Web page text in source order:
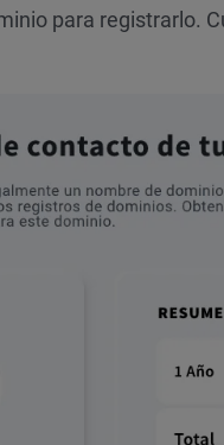
para registrarlo.